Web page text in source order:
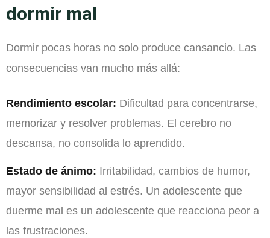
dormir mal
Dormir pocas horas no solo produce cansancio. Las
consecuencias van mucho más allá:
Rendimiento escolar: Dificultad para concentrarse,
memorizar y resolver problemas. El cerebro no
descansa, no consolida lo aprendido.
Estado de ánimo: Irritabilidad, cambios de humor,
mayor sensibilidad al estrés. Un adolescente que
duerme mal es un adolescente que reacciona peor a
las frustraciones.